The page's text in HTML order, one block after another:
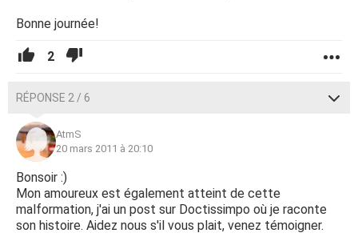
Bonne journée!
2
RÉPONSE 2 / 6
AtmS
20 mars 2011 à 20:10
Bonsoir :)
Mon amoureux est également atteint de cette
malformation, j'ai un post sur Doctissimpo où je raconte
son histoire. Aidez nous s'il vous plait, venez témoigner.